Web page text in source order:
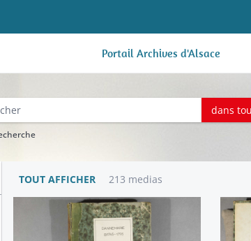
Portail Archives d'Alsace
dans
TOUT AFFICHER 213 medias